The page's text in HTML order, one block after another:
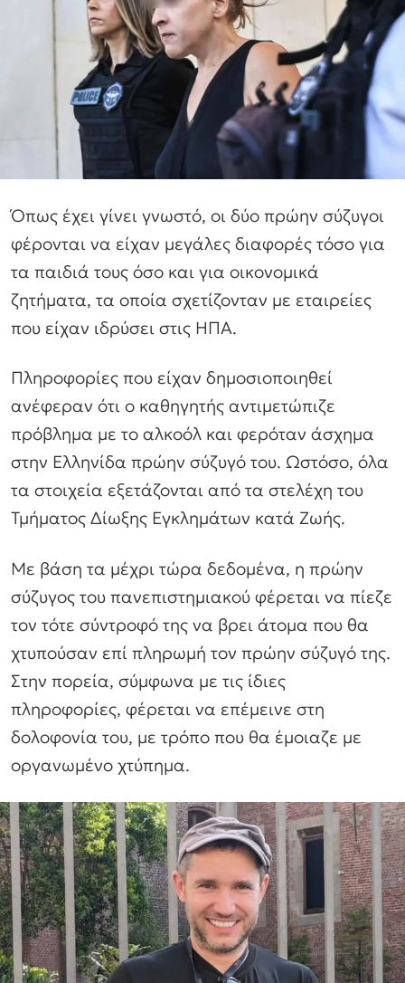
Όπως έχει γίνει γνωστό, οι δύο πρώην σύζυγοι
φέρονται να είχαν μεγάλες διαφορές τόσο για
τα παιδιά τους όσο και για οικονομικά
ζητήματα, τα οποία σχετίζονταν με εταιρείες
που είχαν ιδρύσει στις ΗΠΑ.
Πληροφορίες που είχαν δημοσιοποιηθεί
ανέφεραν ότι ο καθηγητής αντιμετώπιζε
πρόβλημα με το αλκοόλ και φερόταν άσχημα
στην Ελληνίδα πρώην σύζυγό του. Ωστόσο, όλα
τα στοιχεία εξετάζονται από τα στελέχη του
Τμήματος Δίωξης Εγκλημάτων κατά Ζωής.
Με βάση τα μέχρι τώρα δεδομένα, η πρώην
σύζυγος του πανεπιστημιακού φέρεται να πίεζε
τον τότε σύντροφό της να βρει άτομα που θα
χτυπούσαν επί πληρωμή τον πρώην σύζυγό της.
Στην πορεία, σύμφωνα με τις ίδιες
πληροφορίες, φέρεται να επέμεινε στη
δολοφονία του, με τρόπο που θα έμοιαζε με
οργανωμένο χτύπημα.